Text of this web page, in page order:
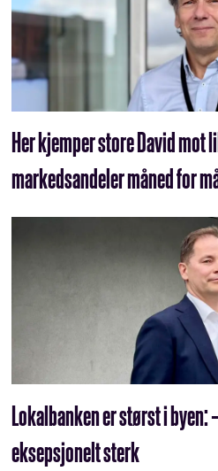
Her kjemper store David mot
markeds­andeler måned for
Lokalbanken er størst i byen:
eksepsjonelt sterk